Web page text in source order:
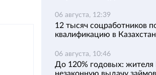
06 августа, 12:39
12 тысяч соцработников
квалификацию в
06 августа, 10:46
До 120% годовых: жителя